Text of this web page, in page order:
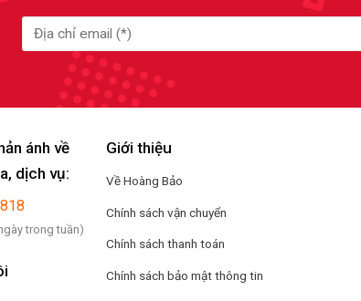
ánh về
dịch vụ:
trong tuần)
Giới thiệu
Về Hoàng Bảo
Chính sách vận chuyển
Chính sách thanh toán
Chính sách bảo mật thông tin